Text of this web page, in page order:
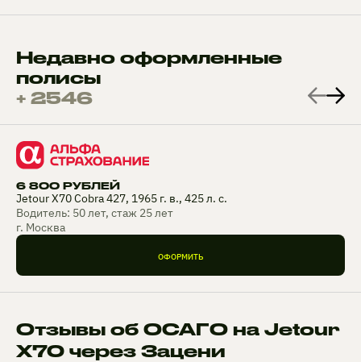
Недавно оформленные
полисы
+ 2546
6 800 РУБЛЕЙ
Jetour X70 Cobra 427, 1965 г. в., 425 л. с.
Водитель: 50 лет, стаж 25 лет
г. Москва
ОФОРМИТЬ
Отзывы об ОСАГО на Jetour
X70 через Зацени